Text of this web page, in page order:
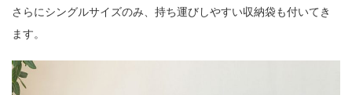
さらにシングルサイズのみ、持ち運びしやすい収納袋も付いてき
ます。